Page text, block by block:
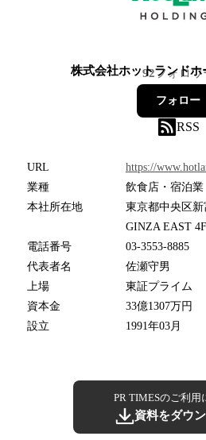
株式会社ホットランドホ
92フォロワ
フォロー
RSS
URL
https://
業種
飲食店・宿泊業
本社所在地
東京都中央区新
GINZA EAST 4F
電話番号
03-3553-8885
代表者名
佐瀬守男
上場
東証プライム
資本金
33億1307万円
設立
1991年03月
PR TIMESのご利用
資料をダウ